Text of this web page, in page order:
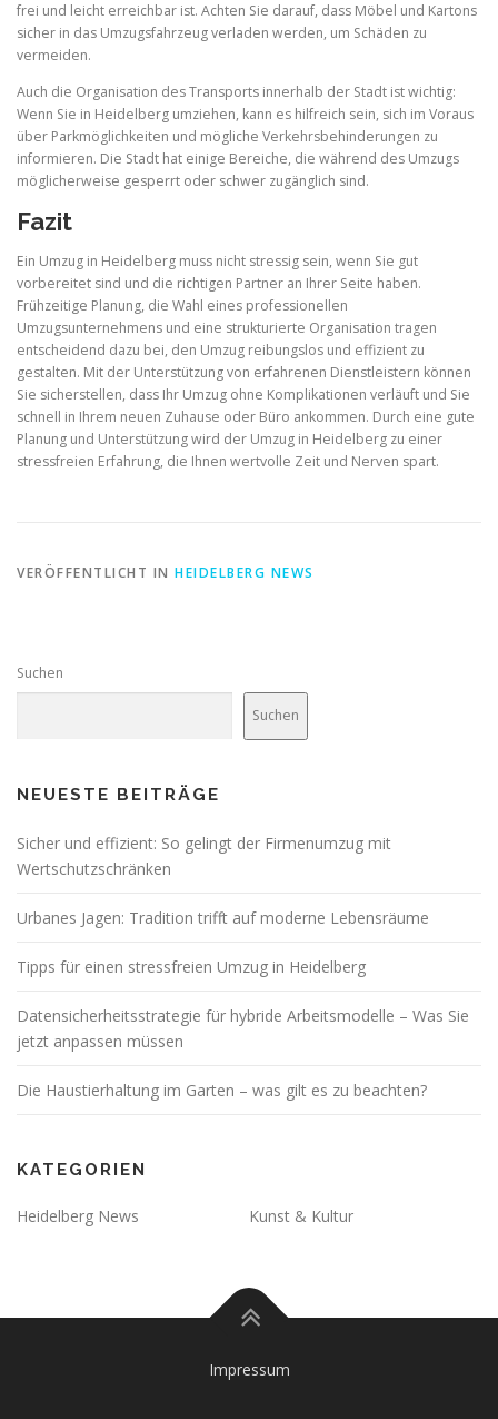
frei und leicht erreichbar ist. Achten Sie darauf, dass Möbel und Kartons
sicher in das Umzugsfahrzeug verladen werden, um Schäden zu
vermeiden.
Auch die Organisation des Transports innerhalb der Stadt ist wichtig:
Wenn Sie in Heidelberg umziehen, kann es hilfreich sein, sich im Voraus
über Parkmöglichkeiten und mögliche Verkehrsbehinderungen zu
informieren. Die Stadt hat einige Bereiche, die während des Umzugs
möglicherweise gesperrt oder schwer zugänglich sind.
Fazit
Ein Umzug in Heidelberg muss nicht stressig sein, wenn Sie gut
vorbereitet sind und die richtigen Partner an Ihrer Seite haben.
Frühzeitige Planung, die Wahl eines professionellen
Umzugsunternehmens und eine strukturierte Organisation tragen
entscheidend dazu bei, den Umzug reibungslos und effizient zu
gestalten. Mit der Unterstützung von erfahrenen Dienstleistern können
Sie sicherstellen, dass Ihr Umzug ohne Komplikationen verläuft und Sie
schnell in Ihrem neuen Zuhause oder Büro ankommen. Durch eine gute
Planung und Unterstützung wird der Umzug in Heidelberg zu einer
stressfreien Erfahrung, die Ihnen wertvolle Zeit und Nerven spart.
VERÖFFENTLICHT IN HEIDELBERG NEWS
Suchen
Suchen
NEUESTE BEITRÄGE
Sicher und effizient: So gelingt der Firmenumzug mit
Wertschutzschränken
Urbanes Jagen: Tradition trifft auf moderne Lebensräume
Tipps für einen stressfreien Umzug in Heidelberg
Datensicherheitsstrategie für hybride Arbeitsmodelle – Was Sie
jetzt anpassen müssen
Die Haustierhaltung im Garten – was gilt es zu beachten?
KATEGORIEN
Heidelberg News Kunst & Kultur
Impressum